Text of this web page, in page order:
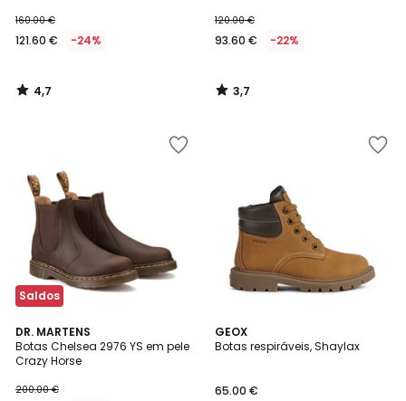
160.00 €
121.60 € -24%
4,7
/
120.00 €
93.60 € -22%
3,7
/
Saldos
DR. MARTENS
Botas Chelsea 2976 YS em pele
Crazy Horse
200.00 €
5
/
5
GEOX
Botas respiráveis, Shaylax
65.00 €
5
/